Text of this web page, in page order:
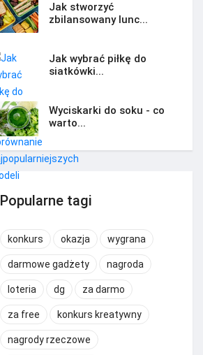
Jak stworzyć
zbilansowany lunc...
Jak wybrać piłkę do
siatkówki...
Wyciskarki do soku - co
warto...
Popularne tagi
konkurs okazja wygrana
darmowe gadżety nagroda
loteria dg za darmo
za free konkurs kreatywny
nagrody rzeczowe